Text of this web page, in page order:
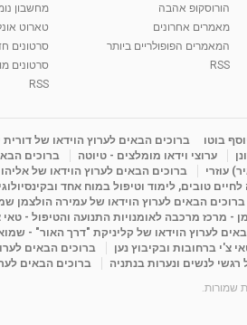
הורוסקופ אהבה
מאמרים אחרונים
המאמרים הפופולריים ביותר
RSS
מחשבון
טארוט
סרטונים
סרטונים
RSS
בוטו ברוכים הבאים לערוץ הוידאו של דורית
ערוצי וידאו מומלצים - טיוטה ברוכים
עוזרי
ברוכים הבאים לערוץ הוידאו של
טובים, לימוד וטיפול במוח אחד
ברוכים הבאים לערוץ הוידאו של עמירה הולצמן
- מרכז מרכבה לאומנויות התנועה והטיפול - טאי
לערוץ הוידאו של קליניקת "דרך האור" -
צ'י ברחובות ובקיבוץ נען
ברוכים הבאים
לנשים ונערות בנתניה
ברוכים הבאים